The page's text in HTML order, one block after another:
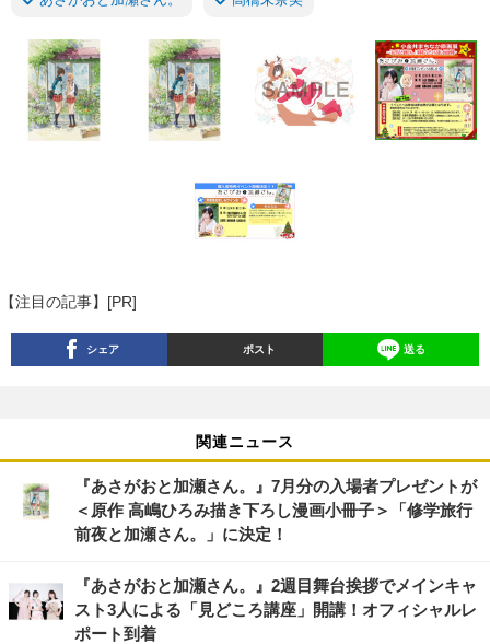
【注目の記事】[PR]
シェア ポスト 送る
関連ニュース
『あさがおと加瀬さん。』7月分の入場者プレゼントが
＜原作 高嶋ひろみ描き下ろし漫画小冊子＞「修学旅行
前夜と加瀬さん。」に決定！
『あさがおと加瀬さん。』2週目舞台挨拶でメインキャ
スト3人による「見どころ講座」開講！オフィシャルレ
ポート到着